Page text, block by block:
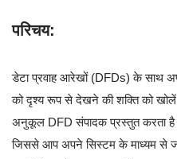
परिचय:
डेटा प्रवाह आरेखों (DFDs) के साथ
को दृश्य रूप से देखने की शक्ति को
अनुकूल DFD संपादक प्रस्तुत करता है
जिससे आप अपने सिस्टम के माध्यम से